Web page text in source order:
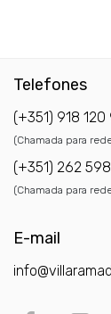
Telefones
(+351) 918 120
(Chamada para
(+351) 262
(Chamada para
E-mail